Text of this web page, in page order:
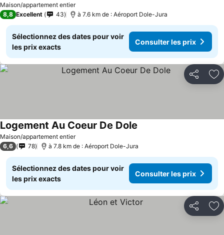
Maison/appartement entier
8,8 Excellent 43 à 7.6 km de : Aéroport Dole-Jura
Sélectionnez des dates pour voir
les prix exacts
Consulter les prix
Partager
Maison/appartement entier
Logement Au Coeur De Dole
6,6 78 à 7.8 km de : Aéroport Dole-Jura
Sélectionnez des dates pour voir
les prix exacts
Consulter les prix
Partager